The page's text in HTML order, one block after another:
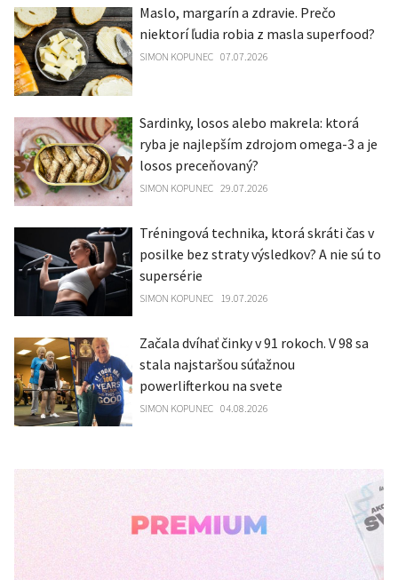
Maslo, margarín a zdravie. Prečo
niektorí ľudia robia z masla superfood?
SIMON KOPUNEC 07.07.2026
Sardinky, losos alebo makrela: ktorá
ryba je najlepším zdrojom omega-3 a je
losos preceňovaný?
SIMON KOPUNEC 29.07.2026
Tréningová technika, ktorá skráti čas v
posilke bez straty výsledkov? A nie sú to
supersérie
SIMON KOPUNEC 19.07.2026
Začala dvíhať činky v 91 rokoch. V 98 sa
stala najstaršou súťažnou
powerlifterkou na svete
SIMON KOPUNEC 04.08.2026